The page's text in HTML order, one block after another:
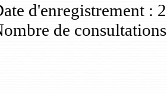
d'enregistrement :
de